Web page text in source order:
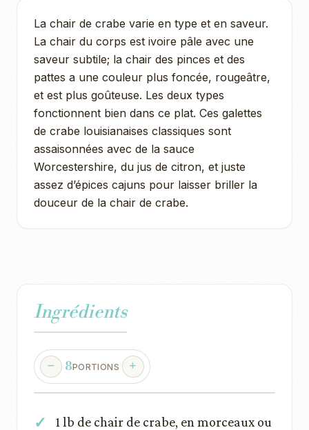
La chair de crabe varie en type et en saveur.
La chair du corps est ivoire pâle avec une
saveur subtile; la chair des pinces et des
pattes a une couleur plus foncée, rougeâtre,
et est plus goûteuse. Les deux types
fonctionnent bien dans ce plat. Ces galettes
de crabe louisianaises classiques sont
assaisonnées avec de la sauce
Worcestershire, du jus de citron, et juste
assez d’épices cajuns pour laisser briller la
douceur de la chair de crabe.
Ingrédients
8PORTIONS
1 lb de chair de crabe, en morceaux ou